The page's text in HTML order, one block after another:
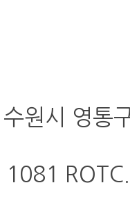
원시 영통